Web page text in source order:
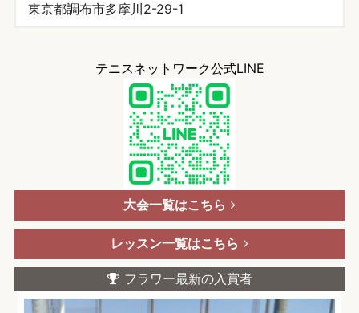
東京都調布市多摩川2-29-1
テニスネットワーク公式LINE
大会一覧はこちら
レッスン一覧はこちら
フラワー最新の入賞者